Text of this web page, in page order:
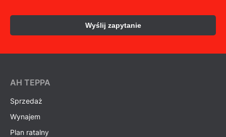
Wyślij zapytanie
AH ТEPPA
Sprzedaż
Wynajem
Plan ratalny